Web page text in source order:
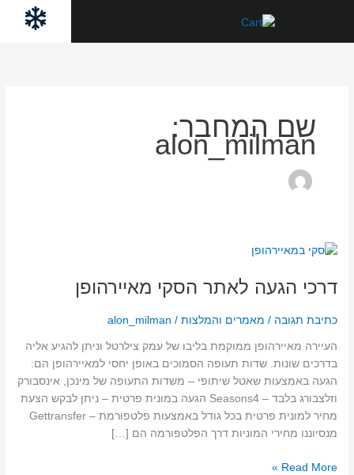
שם המחבר:
alon_milman
דרכי הגעה לאתר הסקי מאיירהופן
כתיבת תגובה / מאמרים והמלצות /
alon_milman
העיירה מאיירהופן ממוקמת בליבו של עמק צילרטל וניתן להגיע אליה
בדרכים שונות. שדות תעופה הסמוכים באופן יחסי למאיירהופן הם:
הגעה באמצעות שאטל שיתופי – משדות התעופה של מינכן, אינסבורק
וזלצבורג בלבד – Seasons4 הגעה במונית פרטית – ניתן לבקש הצעת
מחיר למונית פרטית בכל גודל באמצעות פלטפורמת – Gettransfer
מנסיוננו מחירי המוניות דרך הפלטפורמה הם […]
דרכי
לאתר
מאיירהופן
Read More »